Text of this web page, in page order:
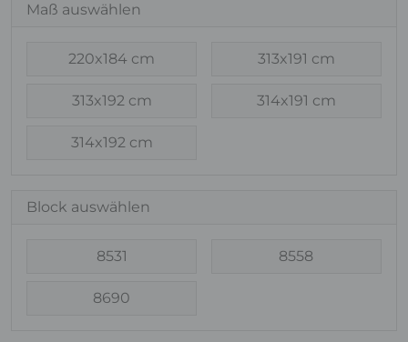
Maß auswählen
220x184 cm 313x191 cm
313x192 cm 314x191 cm
314x192 cm
Block auswählen
8531 8558
8690